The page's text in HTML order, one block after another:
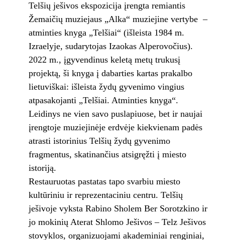
Telšių ješivos ekspozicija įrengta remiantis
Žemaičių muziejaus „Alka“ muziejine vertybe –
atminties knyga „Telšiai“ (išleista 1984 m.
Izraelyje, sudarytojas Izaokas Alperovočius).
2022 m., įgyvendinus keletą metų trukusį
projektą, ši knyga į dabarties kartas prakalbo
lietuviškai: išleista žydų gyvenimo vingius
atpasakojanti „Telšiai. Atminties knyga“.
Leidinys ne vien savo puslapiuose, bet ir naujai
įrengtoje muziejinėje erdvėje kiekvienam padės
atrasti istorinius Telšių žydų gyvenimo
fragmentus, skatinančius atsigręžti į miesto
istoriją.
Restauruotas pastatas tapo svarbiu miesto
kultūriniu ir reprezentaciniu centru. Telšių
ješivoje vyksta Rabino Sholem Ber Sorotzkino ir
jo mokinių Aterat Shlomo Ješivos – Telz Ješivos
stovyklos, organizuojami akademiniai renginiai,